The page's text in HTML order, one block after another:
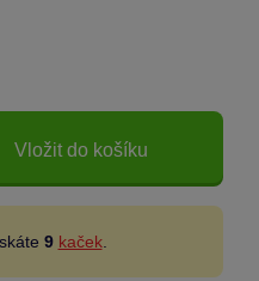
Vložit do košíku
9 kaček.